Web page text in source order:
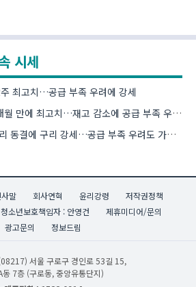
시세
최고치…공급 부족 우려에 강세
[비철금속 시황] 구리 2개월 만에 최고치…재고 감소에 공급 부족 우려 확대
[비철금속 시황] 연준 금리 동결에 구리 강세…공급 부족 우려도 가격 지지
말 회사연혁 윤리강령
저작권정책
청소년보호책임자 : 안영건
제휴미디어/문의
광고문의
정보드림
서울 구로구 경인로 53길 15,
동 7층 (구로동, 중앙유통단지)